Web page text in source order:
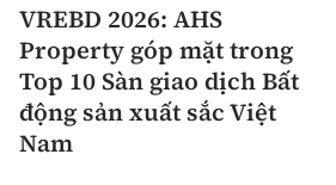
VREBD 2026: AHS
Property góp mặt trong
Top 10 Sàn giao dịch Bất
động sản xuất sắc Việt
Nam